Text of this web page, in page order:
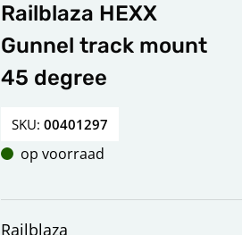
Railblaza HEXX
Gunnel track mount
45 degree
SKU:00401297
op voorraad
Railblaza